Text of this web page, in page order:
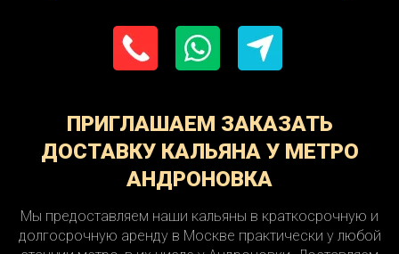
ПРИГЛАШАЕМ ЗАКАЗАТЬ
ДОСТАВКУ КАЛЬЯНА У МЕТРО
АНДРОНОВКА
Мы предоставляем наши кальяны в краткосрочную и
долгосрочную аренду в Москве практически у любой